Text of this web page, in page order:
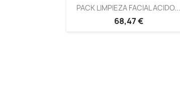
PACK LIMPIEZA FACIAL ACIDO...
68,47 €